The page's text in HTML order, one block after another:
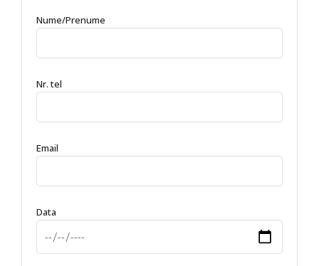
Nume/Prenume
Nr. tel
Email
Data